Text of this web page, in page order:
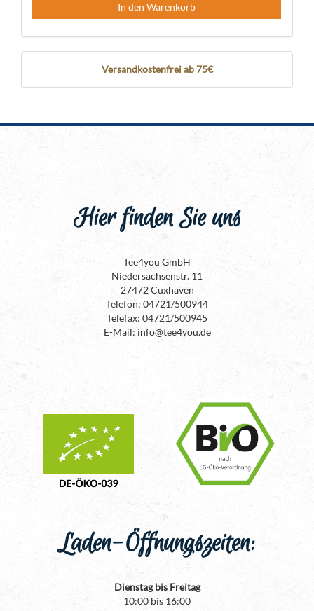
In den Warenkorb
Versandkostenfrei ab 75€
Hier finden Sie uns
Tee4you GmbH
Niedersachsenstr. 11
27472 Cuxhaven
Telefon: 04721/500944
Telefax: 04721/500945
E-Mail: info@tee4you.de
Laden-Öffnungszeiten:
Dienstag bis Freitag
10:00 bis 16:00